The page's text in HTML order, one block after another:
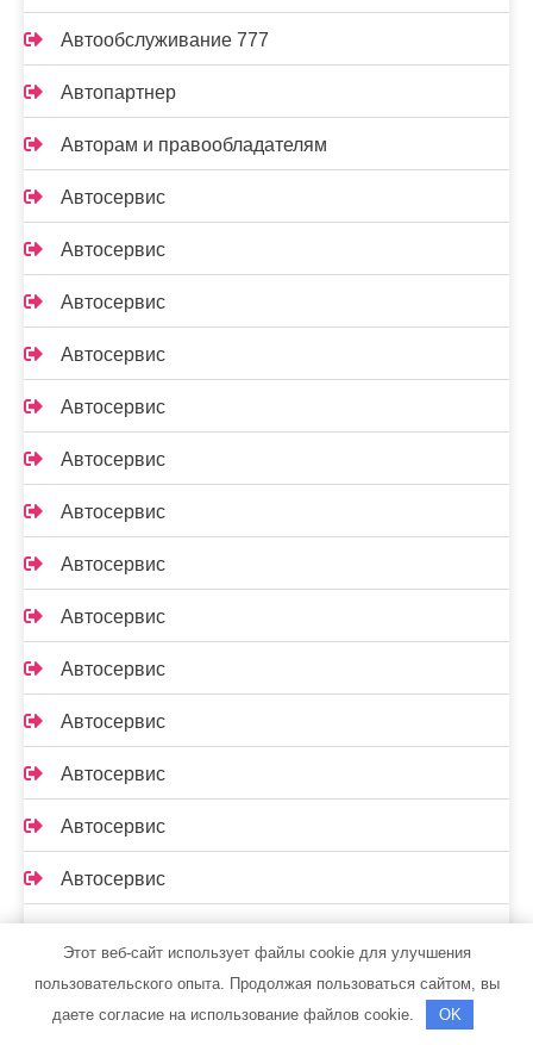
Автообслуживание 777
Автопартнер
Авторам и правообладателям
Автосервис
Автосервис
Автосервис
Автосервис
Автосервис
Автосервис
Автосервис
Автосервис
Автосервис
Автосервис
Автосервис
Автосервис
Автосервис
Автосервис
Автосервис BMW
Этот веб-сайт использует файлы cookie для улучшения
пользовательского опыта. Продолжая пользоваться сайтом, вы
даете согласие на использование файлов cookie.
OK